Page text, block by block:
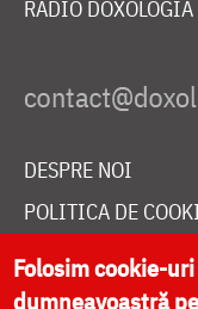
RADIO DOXOLOGIA
DESPRE NOI
POLITICA DE
DONEAZĂ ONLINE
Folosim cookie-
dumneavoastră